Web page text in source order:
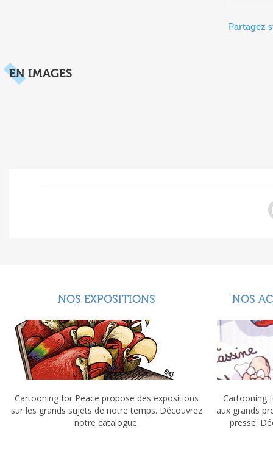
Partagez
EN IMAGES
NOS EXPOSITIONS
Cartooning for Peace propose des expositions
sur les grands sujets de notre temps. Découvrez
notre catalogue.
NOS
Cartooning
aux grands
presse.